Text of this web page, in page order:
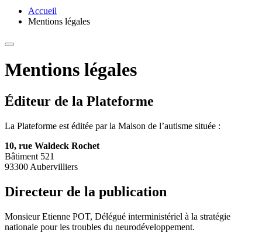
Accueil
Mentions légales
Mentions légales
Éditeur de la Plateforme
La Plateforme est éditée par la Maison de l’autisme située :
10, rue Waldeck Rochet
Bâtiment 521
93300 Aubervilliers
Directeur de la publication
Monsieur Etienne POT, Délégué interministériel à la stratégie
nationale pour les troubles du neurodéveloppement.